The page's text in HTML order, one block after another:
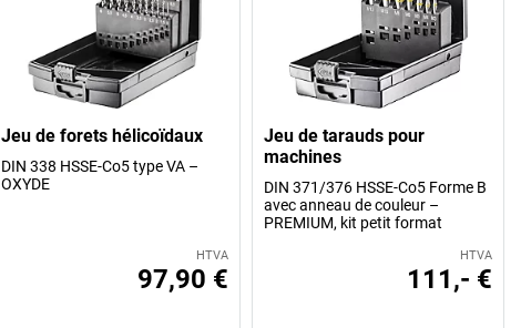
Jeu de forets hélicoïdaux
DIN 338 HSSE-Co5 type VA –
OXYDE
HTVA
97,90 €
Jeu de tarauds pour
machines
DIN 371/376 HSSE-Co5 Forme B
avec anneau de couleur –
PREMIUM, kit petit format
HTVA
111,- €